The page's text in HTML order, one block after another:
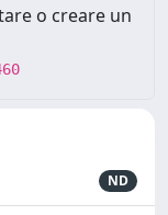
o creare un
ND